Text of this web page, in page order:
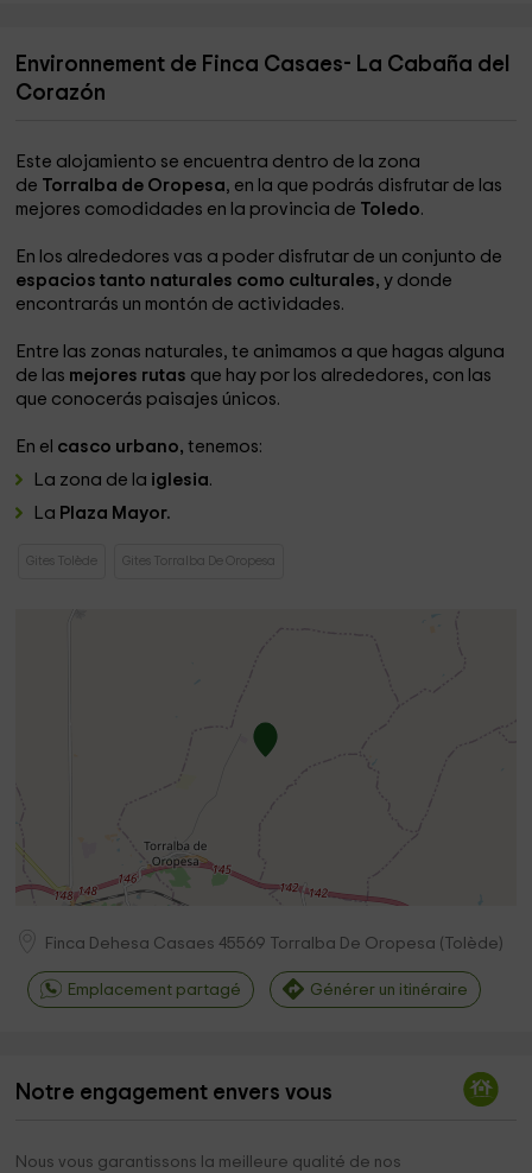
Environnement de Finca Casaes- La Cabaña del
Corazón
Este alojamiento se encuentra dentro de la zona
de Torralba de Oropesa, en la que podrás disfrutar de las
mejores comodidades en la provincia de Toledo.
En los alrededores vas a poder disfrutar de un conjunto de
espacios tanto naturales como culturales, y donde
encontrarás un montón de actividades.
Entre las zonas naturales, te animamos a que hagas alguna
de las mejores rutas que hay por los alrededores, con las
que conocerás paisajes únicos.
En el casco urbano, tenemos:
La zona de la iglesia.
La Plaza Mayor.
Gites Tolède Gites Torralba De Oropesa
Finca Dehesa Casaes 45569 Torralba De Oropesa ( Tolède)
Emplacement partagé Générer un itinéraire
Notre engagement envers vous
Nous vous garantissons la meilleure qualité de nos